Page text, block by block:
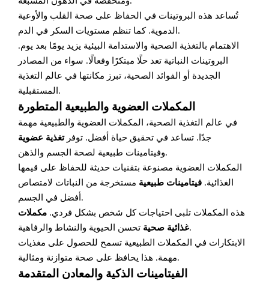
تُساعد هذه البروتينات في الحفاظ على صحة القلب والأوعية
الدموية. كما تنظم مستويات السكر في الدم.
الاهتمام بالتغذية الصحية والاستدامة البيئية يزيد يومًا بعد يوم.
البروتينات النباتية تعد حلًا مبتكرًا وفعالًا. سواء من المصادر
الجديدة أو الفوائد الصحية، تبرز مكانتها في عالم التغذية
المستقبلية.
المكملات العضوية والطبيعية المتطورة
في عالم التغذية الصحية، المكملات العضوية والطبيعية مهمة
جدًا. تساعد في تحقيق حياة أفضل. توفرتغذية عضوية
وفيتامينات طبيعية لصحة الجسم والذهن.
المكملات العضوية مصنوعة بتقنيات حديثة للحفاظ على قيمها
الغذائية. فيتامينات طبيعية مستخرجة من النباتات لامتصاص
أفضل في الجسم.
هذه المكملات تلبى احتياجات كل شخص بشكل فردي. مكملات
غذائية صحيةتحسن الحيوية والنشاط والرفاهية.
الابتكارات في المكملات الطبيعية تسمح للحصول على مغذيات
مهمة. هذا يحافظ على صحة متوازنة ومثالية.
الفيتامينات الذكية والمعادن المتقدمة